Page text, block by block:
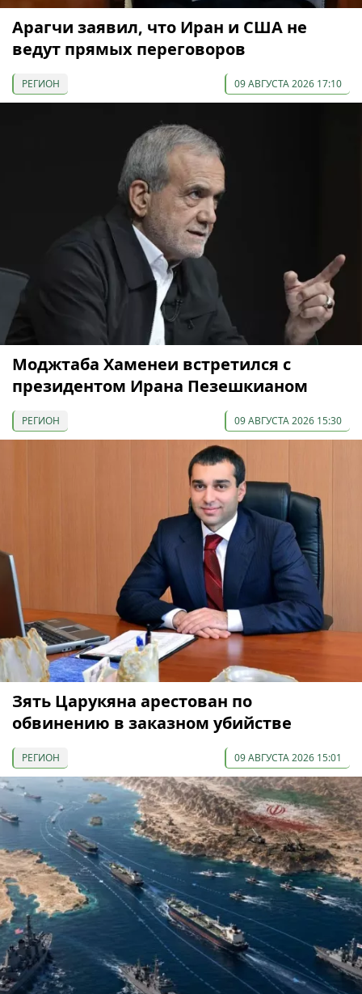
Арагчи заявил, что Иран и США не
ведут прямых переговоров
РЕГИОН 09 АВГУСТА 2026 17:10
Моджтаба Хаменеи встретился с
президентом Ирана Пезешкианом
РЕГИОН 09 АВГУСТА 2026 15:30
Зять Царукяна арестован по
обвинению в заказном убийстве
РЕГИОН 09 АВГУСТА 2026 15:01